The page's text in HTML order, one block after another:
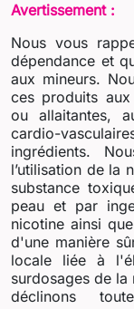
Avertissement :
Nous vous
dépendance et
aux mineurs.
ces produits
ou allaitantes,
cardio-
ingrédients.
l’utilisation de la
substance
peau et par
nicotine ainsi
d'une manière
locale liée à
surdosages de
déclinons